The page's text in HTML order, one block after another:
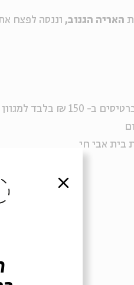
האריה הגנוב, וננסה לפצח
למגוון אירועי הילדים בבית אבי חי
בית אבי חי
סגור